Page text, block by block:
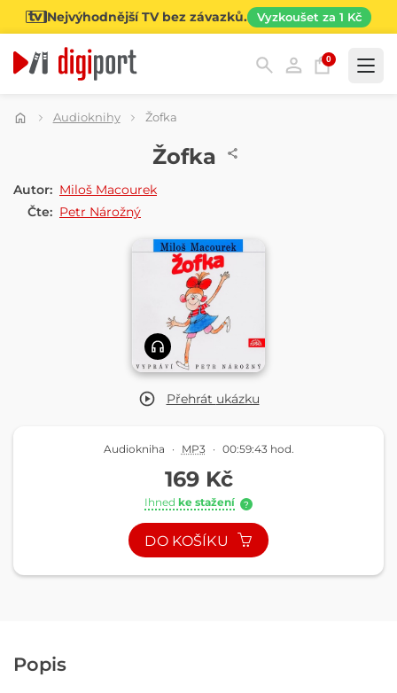
Nejvýhodnější TV bez závazků. Vyzkoušet za 1 Kč
0
Kategorie
Audioknihy Žofka
Přehrát ukázku
Žofka
Autor: Miloš Macourek
Čte: Petr Nárožný
Audiokniha · MP3 · 00:59:43 hod.
169 Kč
Ihned ke stažení ?
DO KOŠÍKU
Popis